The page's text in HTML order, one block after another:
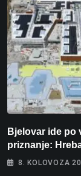
Bjelovar ide po
priznanje:
Parizu
8. KOLOVOZA